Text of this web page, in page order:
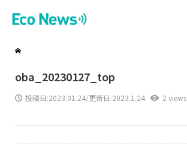
oba_20230127_top
投稿日:2023.01.24/更新日:2023.1.24 2 views